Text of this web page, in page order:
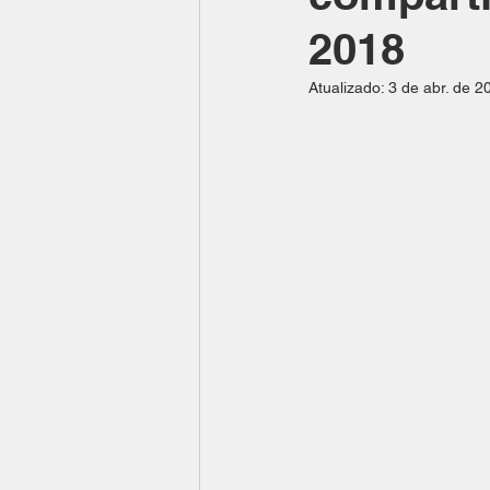
2018
Atualizado: 3 de abr. de